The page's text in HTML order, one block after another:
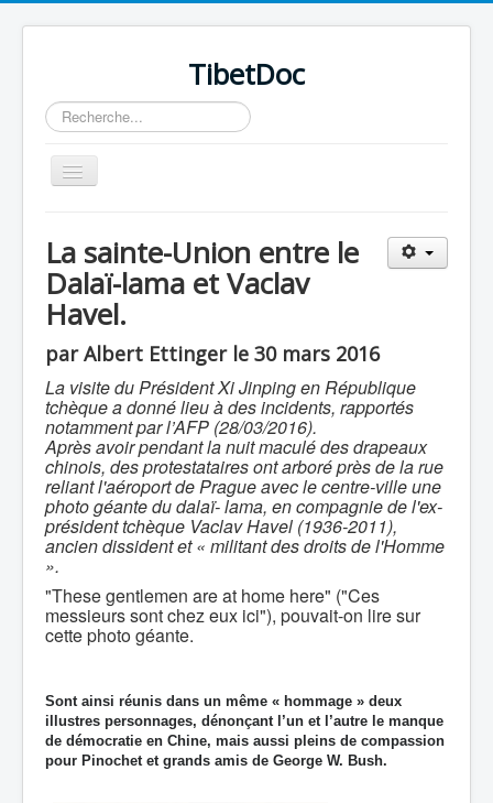
TibetDoc
Rechercher
Basculer
la
La sainte-Union entre le
Dalaï-lama et Vaclav
Havel.
par Albert Ettinger le 30 mars 2016
La visite du Président Xi Jinping en République
tchèque a donné lieu à des incidents, rapportés
notamment par l’AFP (28/03/2016).
Après avoir pendant la nuit maculé des drapeaux
chinois, des protestataires ont arboré près de la rue
reliant l'aéroport de Prague avec le centre-ville une
photo géante du dalaï- lama, en compagnie de l'ex-
président tchèque Vaclav Havel (1936-2011),
ancien dissident et « militant des droits de l'Homme
».
"These gentlemen are at home here" ("Ces
messieurs sont chez eux ici"), pouvait-on lire sur
cette photo géante.
Sont ainsi réunis dans un même « hommage » deux
illustres personnages, dénonçant l’un et l’autre le manque
de démocratie en Chine, mais aussi pleins de compassion
pour Pinochet et grands amis de George W. Bush.